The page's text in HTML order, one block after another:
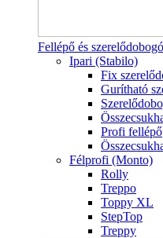
Fellépő és szerelődobogó
Ipari (Stabilo)
Fix
Gurítható
Profi fellépő
Félprofi (Monto)
Rolly
Treppo
Toppy XL
StepTop
Treppy